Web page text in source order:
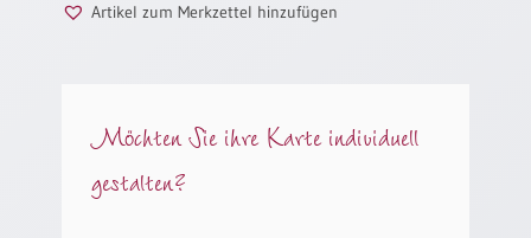
Eheschliessung
Urkunden
Abendmahlszulassung
Artikel zum Merkzettel hinzufügen
Möchten Sie ihre Karte individuell
gestalten?